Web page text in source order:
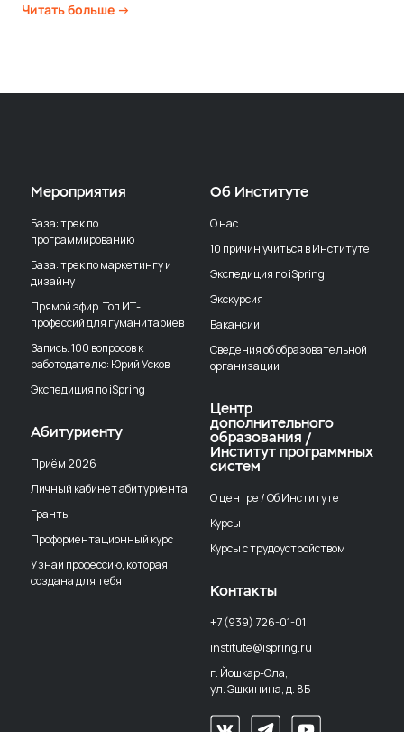
Читать больше →
Мероприятия
База: трек по
программированию
База: трек по маркетингу и
дизайну
Прямой эфир. Топ ИТ-
профессий для гуманитариев
Запись. 100 вопросов к
работодателю: Юрий Усков
Экспедиция по iSpring
Абитуриенту
Приём 2026
Личный кабинет абитуриента
Гранты
Профориентационный курс
Узнай профессию, которая
создана для тебя
Об Институте
О нас
10 причин учиться в Институте
Экспедиция по iSpring
Экскурсия
Вакансии
Сведения об образовательной
организации
Центр
дополнительного
образования /
Институт программных
систем
О центре / Об Институте
Курсы
Курсы с трудоустройством
Контакты
+7 (939) 726-01-01
institute@ispring.ru
г. Йошкар-Ола,
ул. Эшкинина, д. 8Б